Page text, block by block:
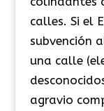
calles. Si el
subvención
una calle
agravio